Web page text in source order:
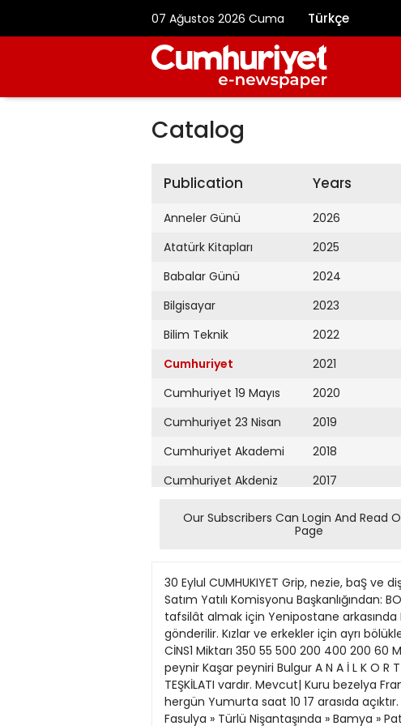
07 Ağustos 2026 Cuma Türkçe
Catalog
Publication
Anneler Günü
Atatürk Kitapları
Babalar Günü
Bilgisayar
Bilim Teknik
Cumhuriyet
Cumhuriyet 19 Mayıs
Cumhuriyet 23 Nisan
Cumhuriyet Akademi
Cumhuriyet Akdeniz
Cumhuriyet Alışveriş
Cumhuriyet Ankara
Cumhuriyet Büyük
Taaruz
Cumhuriyet
Cumartesi
Cumhuriyet Çevre
Years
2026
2025
2024
2023
2022
2021
2020
2019
2018
2017
2016
2015
2013
2012
2011
2010
2009
Our Subscribers Can Login And Read
Page
30 Eylul CUMHUKIYET Grip, nezie, baŞ ve
Satım Yatılı Komisyonu Başkanlığından:
tafsilât almak için Yenipostane
gönderilir. Kızlar ve erkekler için ayrı
CİNS1 Miktarı 350 55 500 200 400 200
peynir Kaşar peyniri Bulgur A N A İ L K O R
TEŞKİLATI vardır. Mevcut| Kuru bezelya
hergün Yumurta saat 10 17 arasıda
Fasulya » Türlü Nişantaşında » Bamya »